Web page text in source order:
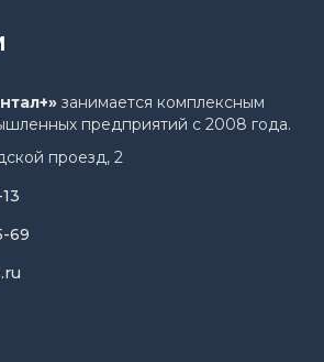
занимается комплексным
предприятий с 2008 года.
проезд, 2
69